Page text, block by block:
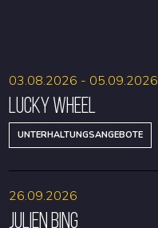
Lucky Wheel
UNTERHALTUNGSANGEBOTE
03.08.2026 - 05.09.2026
Julien Bing
26.09.2026